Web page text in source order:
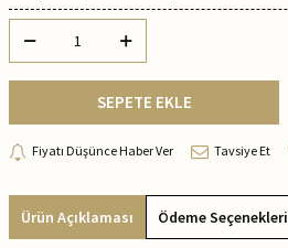
SEPETE EKLE
Fiyatı Düşünce Haber Ver Tavsiye Et
Ürün Açıklaması Ödeme Seçenekleri